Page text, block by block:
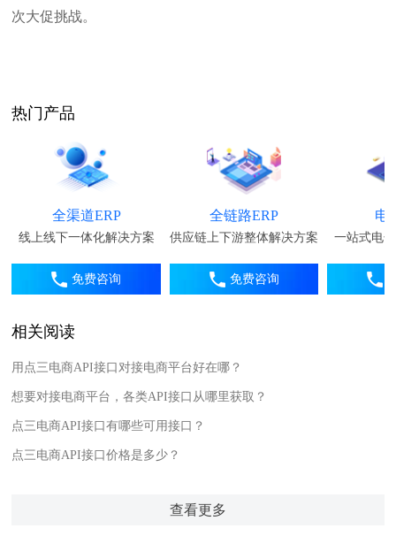
次大促挑战。
热门产品
全渠道ERP
线上线下一体化解决方案
免费咨询
全链路ERP
供应链上下游整体解决方案
免费咨询
电
一站式电
相关阅读
用点三电商API接口对接电商平台好在哪？
想要对接电商平台，各类API接口从哪里获取？
点三电商API接口有哪些可用接口？
点三电商API接口价格是多少？
查看更多